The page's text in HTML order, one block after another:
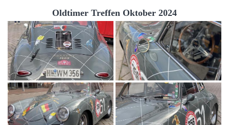
Oldtimer Treffen Oktober 2024